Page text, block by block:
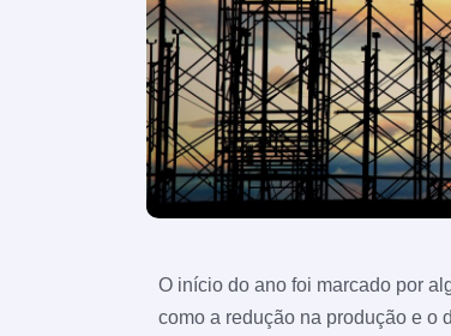
O início do ano foi marcado por
como a redução na produção e o